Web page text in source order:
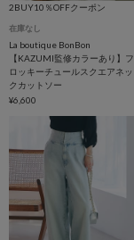
2BUY10％OFFクーポン
在庫なし
La boutique BonBon
【KAZUMI監修カラーあり】フ
ロッキーチュールスクエアネッ
クカットソー
¥6,600